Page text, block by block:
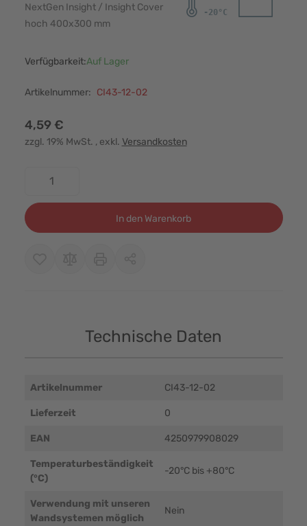
NextGen Insight / Insight Cover
hoch 400x300 mm
Verfügbarkeit:Auf Lager
Artikelnummer: CI43-12-02
4,59 €
zzgl. 19% MwSt. , exkl. Versandkosten
In den Warenkorb
Technische Daten
Artikelnummer CI43-12-02
Lieferzeit 0
EAN 4250979908029
Temperaturbeständigkeit
(°C)
-20°C bis +80°C
Verwendung mit unseren
Wandsystemen möglich
Nein